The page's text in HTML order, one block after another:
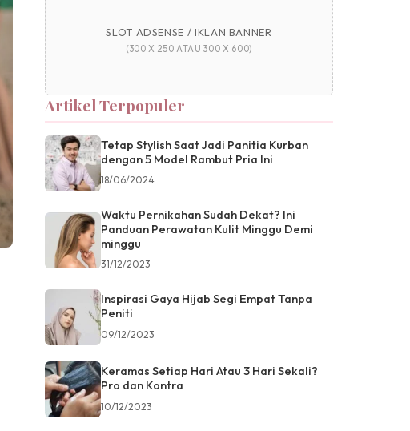
SLOT ADSENSE / IKLAN BANNER
(300 X 250 ATAU 300 X 600)
Artikel Terpopuler
Tetap Stylish Saat Jadi Panitia Kurban
dengan 5 Model Rambut Pria Ini
18/06/2024
Waktu Pernikahan Sudah Dekat? Ini
Panduan Perawatan Kulit Minggu Demi
minggu
31/12/2023
Inspirasi Gaya Hijab Segi Empat Tanpa
Peniti
09/12/2023
Keramas Setiap Hari Atau 3 Hari Sekali?
Pro dan Kontra
10/12/2023